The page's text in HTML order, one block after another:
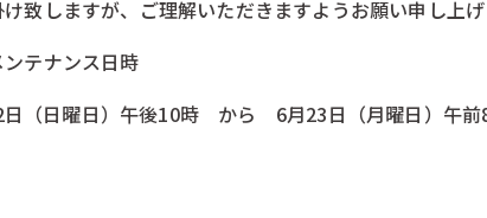
致しますが、ご理解いただきますようお願い申し上げ
テナンス日時
日（日曜日）午後10時 から 6月23日（月曜日）午